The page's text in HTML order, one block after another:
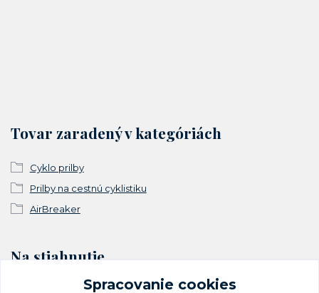
Tovar zaradený v kategóriách
Cyklo prilby
Prilby na cestnú cyklistiku
AirBreaker
Na stiahnutie
Vyhlásenie o zhodeSpracovanie cookies